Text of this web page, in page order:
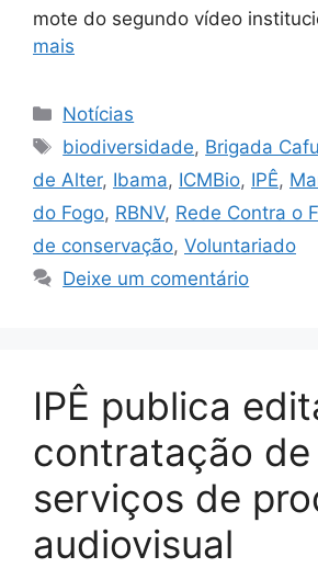
mote do segundo vídeo
mais
Notícias
biodiversidade, Brigada
de Alter, Ibama, ICMBio, IPÊ,
do Fogo, RBNV, Rede Contra o
de conservação, Voluntariado
Deixe um comentário
IPÊ publica
contratação de
serviços de
audiovisual